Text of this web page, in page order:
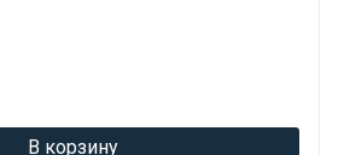
В корзину